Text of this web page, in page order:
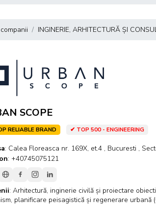
INGINERIE, ARHITECTURĂ ȘI
SCOPE
RELIABLE BRAND ✔ TOP 500 - ENGINEERING
: Calea Floreasca nr. 169X, et.4 , Bucuresti ,
: +40745075121
: Arhitectură, inginerie civilă și proiectare
planificare peisagistică și regenerare urbană